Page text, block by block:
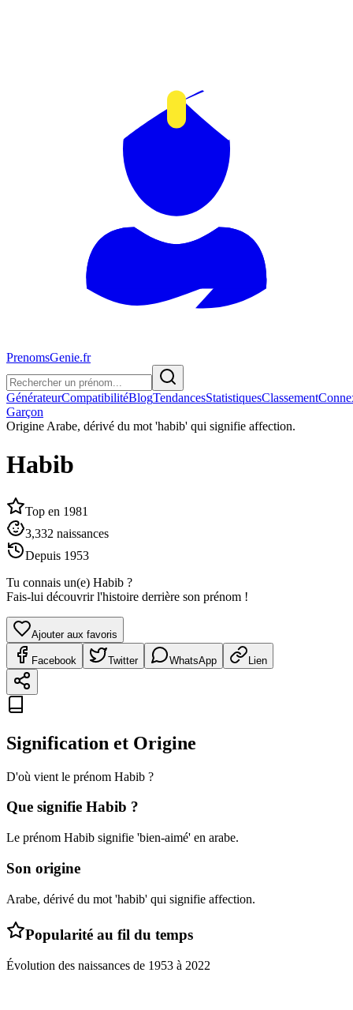
PrenomsGenie.fr
GénérateurCompatibilitéBlogTendancesStatistiquesClassement
Garçon
Origine Arabe, dérivé du mot 'habib' qui signifie affection.
Habib
Top en 1981
3,332 naissances
Depuis 1953
Tu connais un(e) Habib ?
Fais-lui découvrir l'histoire derrière son prénom !
Ajouter aux favoris
Facebook Twitter WhatsApp Lien
Signification et Origine
D'où vient le prénom Habib ?
Que signifie Habib ?
Le prénom Habib signifie 'bien-aimé' en arabe.
Son origine
Arabe, dérivé du mot 'habib' qui signifie affection.
Popularité au fil du temps
Évolution des naissances de 1953 à 2022